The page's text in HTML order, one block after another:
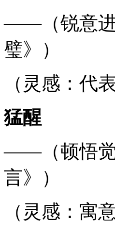
——（锐意进
璧》）
（灵感：代
猛醒
——（顿悟觉
言》）
（灵感：寓